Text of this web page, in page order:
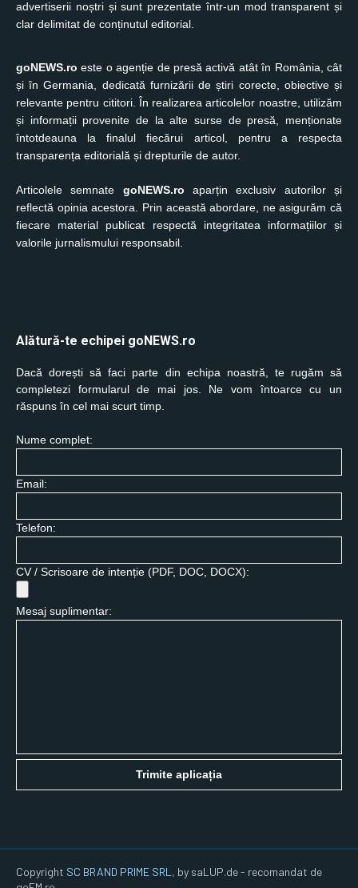
advertiserii noștri și sunt prezentate într-un mod transparent și
clar delimitat de conținutul editorial.
goNEWS.ro este o agenție de presă activă atât în România, cât
și în Germania, dedicată furnizării de știri corecte, obiective și
relevante pentru cititori. În realizarea articolelor noastre, utilizăm
și informații provenite de la alte surse de presă, menționate
întotdeauna la finalul fiecărui articol, pentru a respecta
transparența editorială și drepturile de autor.
Articolele semnate goNEWS.ro aparțin exclusiv autorilor și
reflectă opinia acestora. Prin această abordare, ne asigurăm că
fiecare material publicat respectă integritatea informațiilor și
valorile jurnalismului responsabil.
Alătură-te echipei goNEWS.ro
Dacă dorești să faci parte din echipa noastră, te rugăm să
completezi formularul de mai jos. Ne vom întoarce cu un
răspuns în cel mai scurt timp.
Nume complet:
Email:
Telefon:
CV / Scrisoare de intenție (PDF, DOC, DOCX):
Mesaj suplimentar:
Trimite aplicația
Copyright SC BRAND PRIME SRL , by saLUP.de - recomandat de